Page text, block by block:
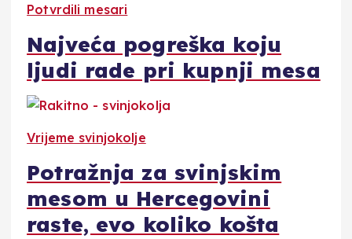
Potvrdili mesari
Najveća pogreška koju
ljudi rade pri kupnji mesa
Vrijeme svinjokolje
Potražnja za svinjskim
mesom u Hercegovini
raste, evo koliko košta